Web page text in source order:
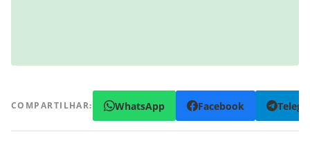
COMPARTILHAR: WhatsApp Facebook